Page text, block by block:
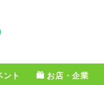
ト 🛍️ お店・企業